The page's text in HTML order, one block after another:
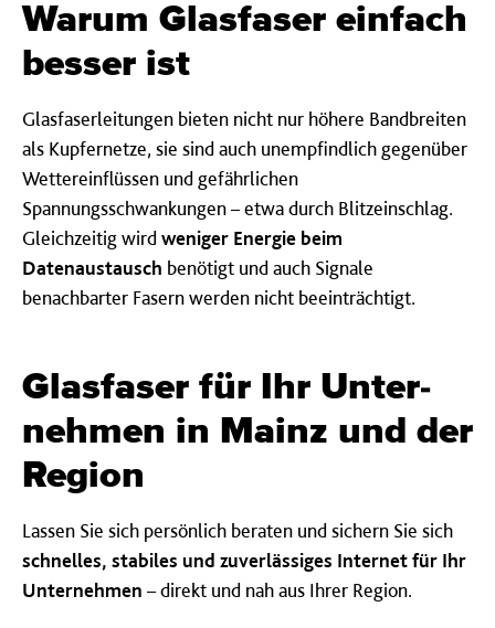
Warum Glas­faser ein­fach
besser ist
Glasfaserleitungen bieten nicht nur höhere Bandbreiten
als Kupfernetze, sie sind auch unempfindlich gegenüber
Wettereinflüssen und gefährlichen
Spannungsschwankungen – etwa durch Blitzeinschlag.
Gleichzeitig wirdweniger Energie beim
Datenaustausch benötigt und auch Signale
benachbarter Fasern werden nicht beeinträchtigt.
Glas­faser für Ihr Unter­
nehmen in Mainz und der
Region
Lassen Sie sich persönlich beraten und sichern Sie sich
schnelles, stabiles und zuverlässiges Internet für Ihr
Unternehmen – direkt und nah aus Ihrer Region.